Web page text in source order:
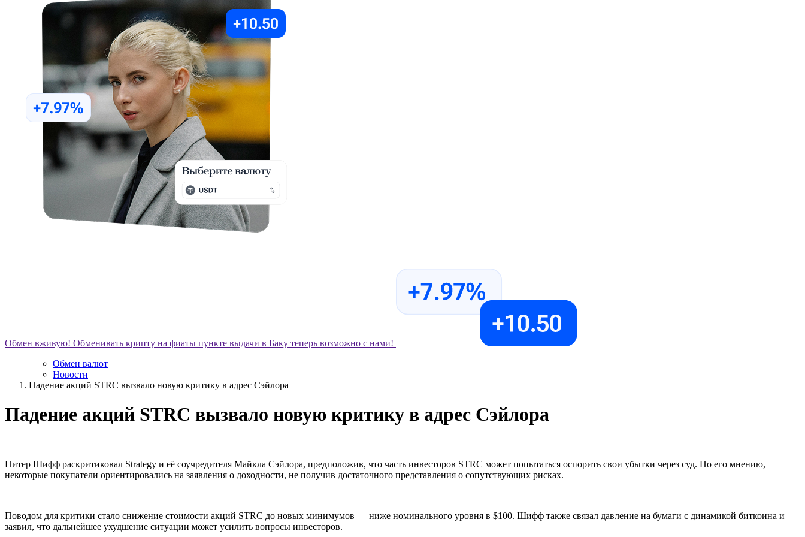
Обмен вживую! Обменивать крипту на фиаты пункте выдачи в Баку теперь возможно с нами!
Обмен валют
Новости
Падение акций STRC вызвало новую критику в адрес Сэйлора
Падение акций STRC вызвало новую критику в адрес Сэйлора
Питер Шифф раскритиковал Strategy и её соучредителя Майкла Сэйлора, предположив, что часть инвесторов STRC может попытаться оспорить свои убытки через суд. По его мнению,
некоторые покупатели ориентировались на заявления о доходности, не получив достаточного представления о сопутствующих рисках.
Поводом для критики стало снижение стоимости акций STRC до новых минимумов — ниже номинального уровня в $100. Шифф также связал давление на бумаги с динамикой биткоина и
заявил, что дальнейшее ухудшение ситуации может усилить вопросы инвесторов.